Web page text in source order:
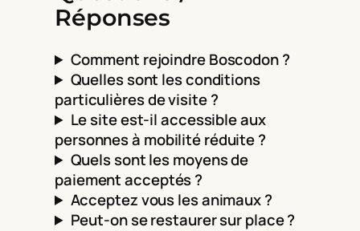
Réponses
Comment rejoindre Boscodon ?
Quelles sont les conditions
particulières de visite ?
Le site est-il accessible aux
personnes à mobilité réduite ?
Quels sont les moyens de
paiement acceptés ?
Acceptez vous les animaux ?
Peut-on se restaurer sur place ?